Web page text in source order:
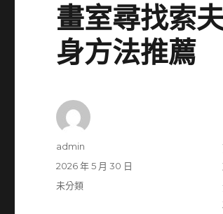
畫室尋找索
身方法推薦
作
admin
發
佈
2026 年 5 月 30 日
分
未分類